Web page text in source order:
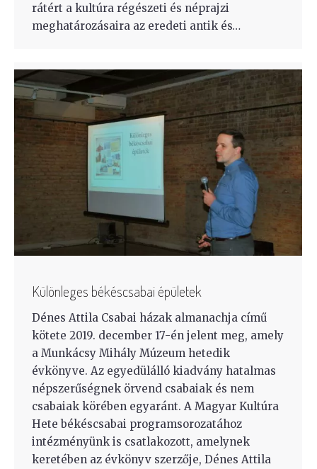
rátért a kultúra régészeti és néprajzi
meghatározásaira az eredeti antik és…
Különleges békéscsabai épületek
Dénes Attila Csabai házak almanachja című
kötete 2019. december 17-én jelent meg, amely
a Munkácsy Mihály Múzeum hetedik
évkönyve. Az egyedülálló kiadvány hatalmas
népszerűségnek örvend csabaiak és nem
csabaiak körében egyaránt. A Magyar Kultúra
Hete békéscsabai programsorozatához
intézményünk is csatlakozott, amelynek
keretében az évkönyv szerzője, Dénes Attila